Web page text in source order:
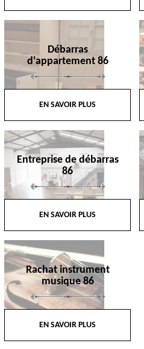
Débarras
d'appartement 86
EN SAVOIR PLUS
Entreprise de débarras
86
EN SAVOIR PLUS
Rachat instrument
musique 86
EN SAVOIR PLUS